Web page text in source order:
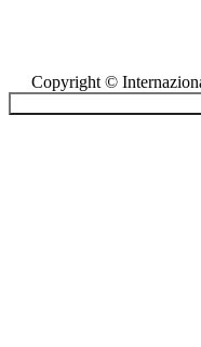
Copyright ©